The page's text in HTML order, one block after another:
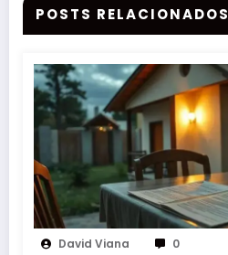
POSTS RELACIONADOS
David Viana 0